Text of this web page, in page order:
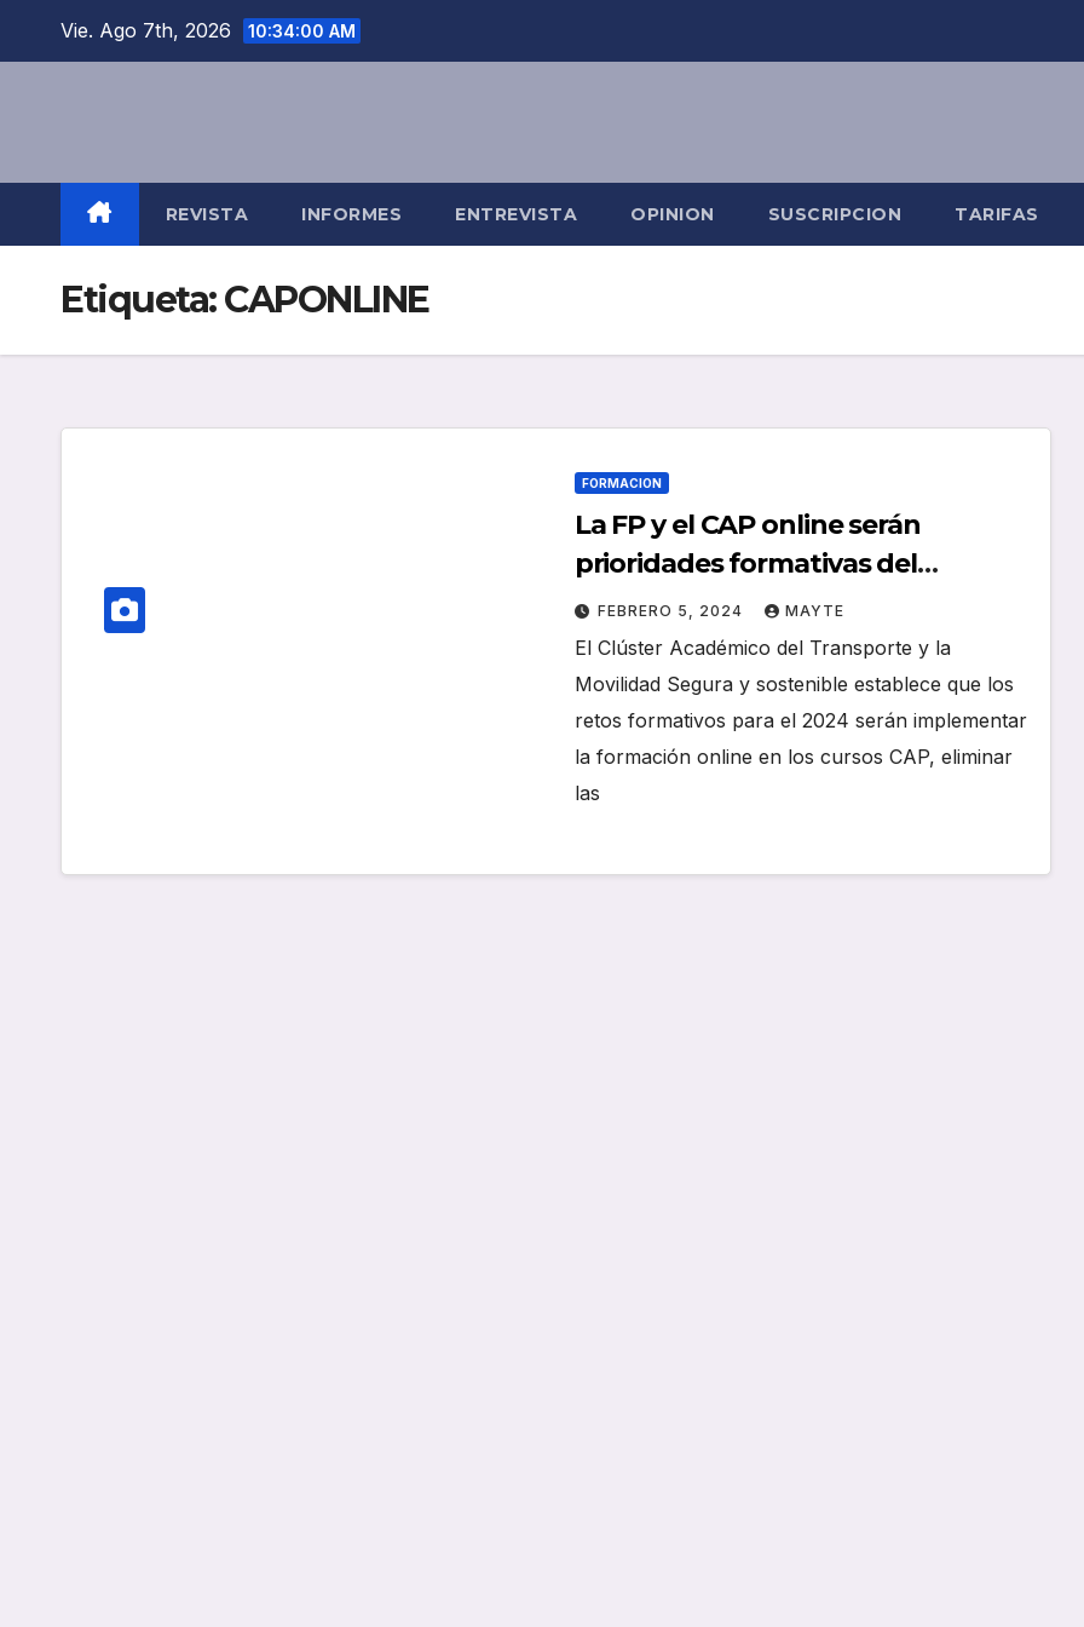
Vie. Ago 7th, 2026 10:34:00 AM
REVISTA INFORMES ENTREVISTA OPINION SUSCRIPCION TARIFAS
Etiqueta:CAPONLINE
FORMACION
La FP y el CAP online serán
prioridades formativas del
Transporte en 2024
FEBRERO 5, 2024 MAYTE
El Clúster Académico del Transporte y la
Movilidad Segura y sostenible establece que los
retos formativos para el 2024 serán implementar
la formación online en los cursos CAP, eliminar
las